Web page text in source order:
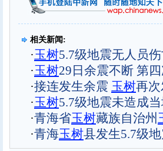
相关新闻:
·玉树5.7级地震无人员
·玉树29日余震不断 第
·接连发生余震 玉树再
·玉树5.7级地震未造成
·青海省玉树藏族自治州
·青海玉树县发生5.7级